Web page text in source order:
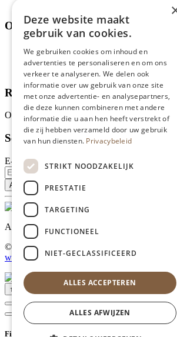
Over ons
Wie zijn wij?
Recepten
Tips
Recensies
Onze klanten waarderen ons met 4.9 van de 5
Schrijf je in voor onze nieuwsbrief
E-mailadres
Al onze prijzen zijn incl. BTW
© Copyright 2026 Limburgs Bakwinkeltje |
webmix
↑ Top
Filter
Deze website maakt
gebruik van cookies.
We gebruiken cookies om inhoud en
advertenties te personaliseren en om ons
verkeer te analyseren. We delen ook
informatie over uw gebruik van onze site
met onze advertentie- en analysepartners,
die deze kunnen combineren met andere
informatie die u aan hen heeft verstrekt of
die zij hebben verzameld door uw gebruik
van hun diensten. Privacybeleid
STRIKT NOODZAKELIJK
PRESTATIE
TARGETING
FUNCTIONEEL
NIET-GECLASSIFICEERD
ALLES ACCEPTEREN
ALLES AFWIJZEN